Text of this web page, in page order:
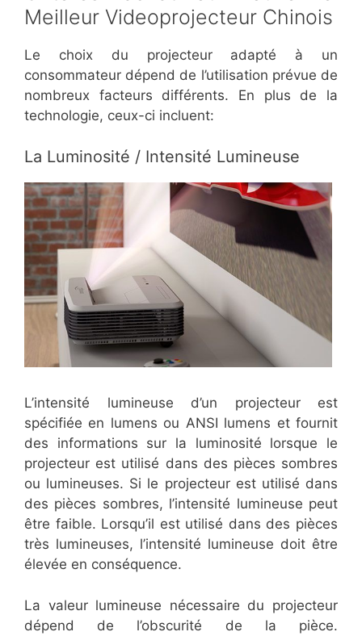
Meilleur Videoprojecteur Chinois
Le choix du projecteur adapté à un
consommateur dépend de l’utilisation prévue de
nombreux facteurs différents. En plus de la
technologie, ceux-ci incluent:
La Luminosité / Intensité Lumineuse
L’intensité lumineuse d’un projecteur est
spécifiée en lumens ou ANSI lumens et fournit
des informations sur la luminosité lorsque le
projecteur est utilisé dans des pièces sombres
ou lumineuses. Si le projecteur est utilisé dans
des pièces sombres, l’intensité lumineuse peut
être faible. Lorsqu’il est utilisé dans des pièces
très lumineuses, l’intensité lumineuse doit être
élevée en conséquence.
La valeur lumineuse nécessaire du projecteur
dépend de l’obscurité de la pièce.